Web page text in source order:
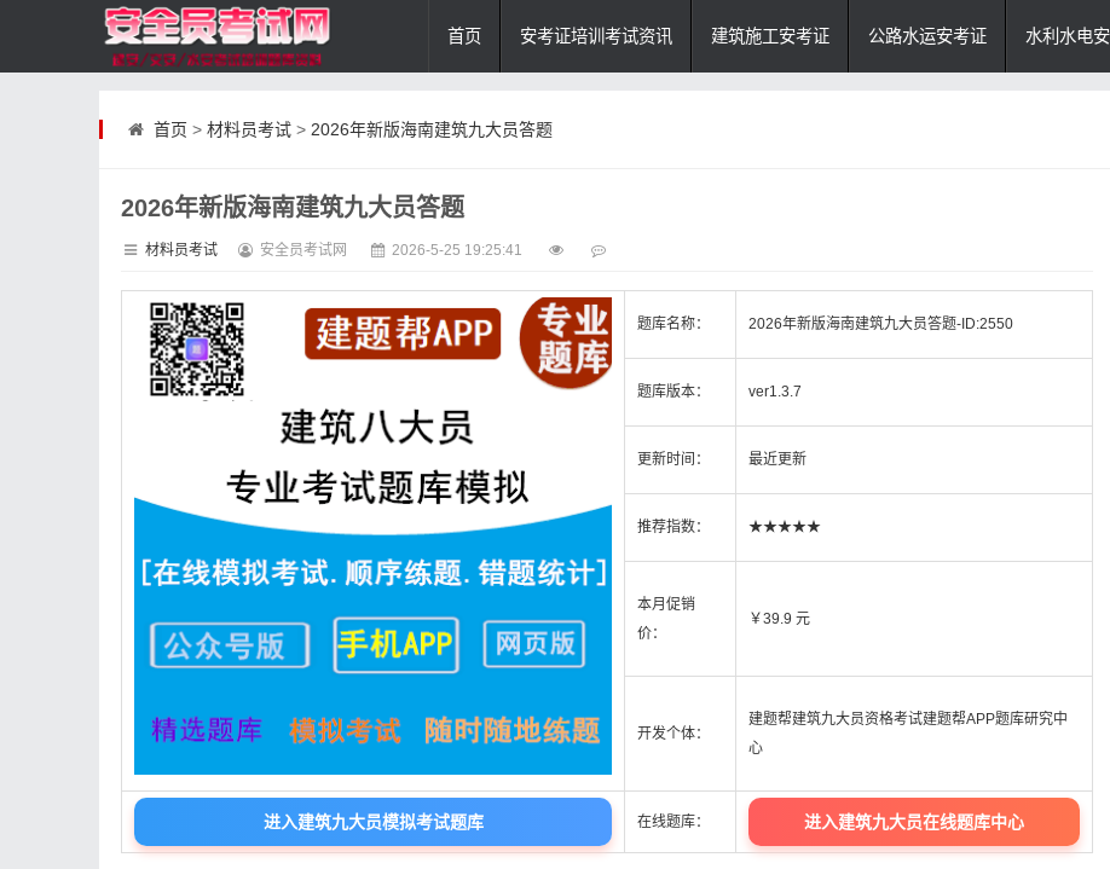
首页 安考证培训考试资讯 建筑施工安考证 公路水运安考证 水利水电
首页 > 材料员考试> 2026年新版海南建筑九大员答题
2026年新版海南建筑九大员答题
材料员考试 安全员考试网 2026-5-25 19:25:41
题库名称： 2026年新版海南建筑九大员答题-ID:2550
题库版本： ver1.3.7
更新时间： 最近更新
推荐指数： ★★★★★
本月促销
价：
￥39.9 元
开发个体：
建题帮建筑九大员资格考试建题帮APP题库研究中
心
进入建筑九大员模拟考试题库 在线题库： 进入建筑九大员在线题库中心